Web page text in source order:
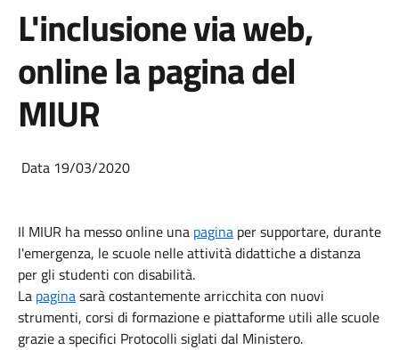
L'inclusione via web,
online la pagina del
MIUR
Data 19/03/2020
Il MIUR ha messo online una pagina per supportare, durante
l'emergenza, le scuole nelle attività didattiche a distanza
per gli studenti con disabilità.
La paginasarà costantemente arricchita con nuovi
strumenti, corsi di formazione e piattaforme utili alle scuole
grazie a specifici Protocolli siglati dal Ministero.